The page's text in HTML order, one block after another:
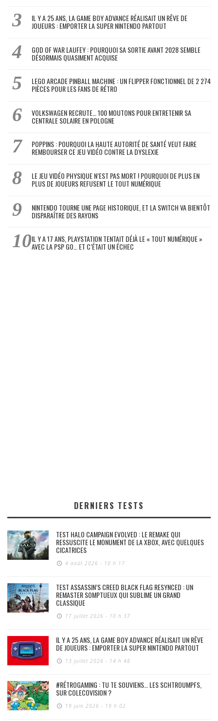
IL Y A 25 ANS, LA GAME BOY ADVANCE RÉALISAIT UN RÊVE DE
JOUEURS : EMPORTER LA SUPER NINTENDO PARTOUT
GOD OF WAR LAUFEY : POURQUOI SA SORTIE AVANT 2028 SEMBLE
DÉSORMAIS QUASIMENT ACQUISE
LEGO ARCADE PINBALL MACHINE : UN FLIPPER FONCTIONNEL DE 2 274
PIÈCES POUR LES FANS DE RÉTRO
VOLKSWAGEN RECRUTE… 100 MOUTONS POUR ENTRETENIR SA
CENTRALE SOLAIRE EN POLOGNE
POPPINS : POURQUOI LA HAUTE AUTORITÉ DE SANTÉ VEUT FAIRE
REMBOURSER CE JEU VIDÉO CONTRE LA DYSLEXIE
LE JEU VIDÉO PHYSIQUE N’EST PAS MORT ! POURQUOI DE PLUS EN
PLUS DE JOUEURS REFUSENT LE TOUT NUMÉRIQUE
NINTENDO TOURNE UNE PAGE HISTORIQUE, ET LA SWITCH VA BIENTÔT
DISPARAÎTRE DES RAYONS
IL Y A 17 ANS, PLAYSTATION TENTAIT DÉJÀ LE « TOUT NUMÉRIQUE »
AVEC LA PSP GO… ET C’ÉTAIT UN ÉCHEC
DERNIERS TESTS
TEST HALO CAMPAIGN EVOLVED : LE REMAKE QUI
RESSUSCITE LE MONUMENT DE LA XBOX, AVEC QUELQUES
CICATRICES
4 août 2026 - 10 h 17
TEST ASSASSIN’S CREED BLACK FLAG RESYNCED : UN
REMASTER SOMPTUEUX QUI SUBLIME UN GRAND
CLASSIQUE
17 juillet 2026 - 10 h 37
IL Y A 25 ANS, LA GAME BOY ADVANCE RÉALISAIT UN RÊVE
DE JOUEURS : EMPORTER LA SUPER NINTENDO PARTOUT
13 juillet 2026 - 14 h 48
#RÉTROGAMING : TU TE SOUVIENS… LES SCHTROUMPFS,
SUR COLECOVISION ?
19 juin 2026 - 19 h 02